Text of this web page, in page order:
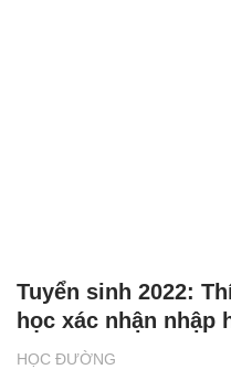
HỌC ĐƯỜNG
Tuyển sinh 2022:
học xác nhận nhập